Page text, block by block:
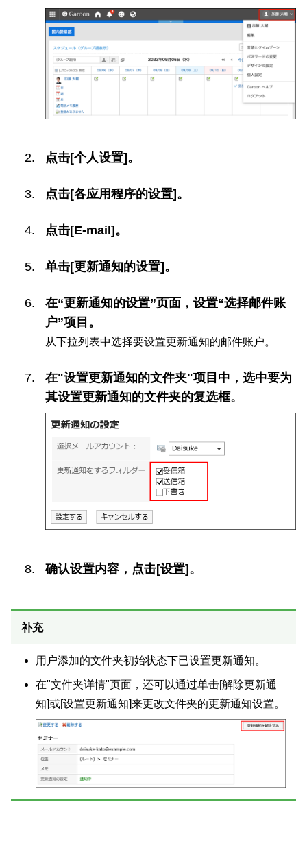
点击[个人设置]。
点击[各应用程序的设置]。
点击[E-mail]。
单击[更新通知的设置]。
在“更新通知的设置”页面，设置“选择邮件账
户”项目。
从下拉列表中选择要设置更新通知的邮件账户。
在"设置更新通知的文件夹"项目中，选中要为
其设置更新通知的文件夹的复选框。
确认设置内容，点击[设置]。
补充
用户添加的文件夹初始状态下已设置更新通知。
在"文件夹详情"页面，还可以通过单击[解除更新通
知]或[设置更新通知]来更改文件夹的更新通知设置。